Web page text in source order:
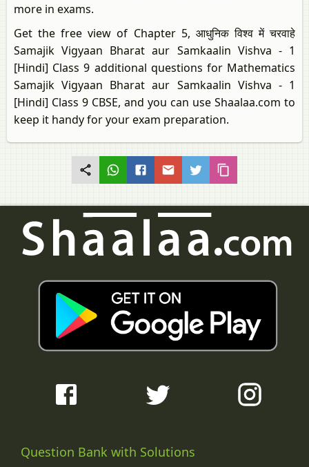
more in exams.
Get the free view of Chapter 5, आधुनिक विश्व में चरवाहे
Samajik Vigyaan Bharat aur Samkaalin Vishva - 1
[Hindi] Class 9 additional questions for Mathematics
Samajik Vigyaan Bharat aur Samkaalin Vishva - 1
[Hindi] Class 9 CBSE, and you can use Shaalaa.com to
keep it handy for your exam preparation.
Question Bank with Solutions